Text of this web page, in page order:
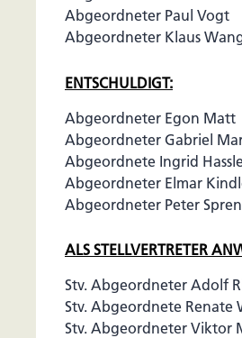
Abgeordneter Paul Vogt
Abgeordneter Klaus
ENTSCHULDIGT:
Abgeordneter Egon Matt
Abgeordneter Gabriel
Abgeordnete Ingrid
Abgeordneter Elmar
Abgeordneter Peter
ALS STELLVERTRETER
Stv. Abgeordneter Adolf
Stv. Abgeordnete Renate
Stv. Abgeordneter Viktor